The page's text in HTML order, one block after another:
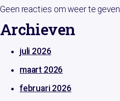
Geen reacties om weer te geven.
Archieven
juli 2026
maart 2026
februari 2026